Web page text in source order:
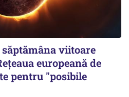
săptămâna viitoare
europeană de
pentru "posibile